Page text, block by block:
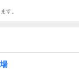
す。